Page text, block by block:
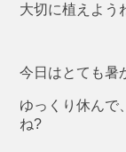
大切に植えよう
今日はとても暑
ゆっくり休んで
ね?